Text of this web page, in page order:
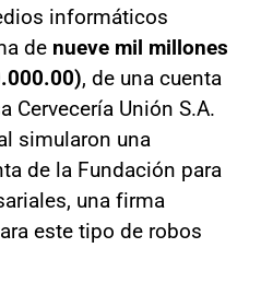
informáticos
de nueve mil millones
, de una cuenta
Cervecería Unión S.A.
simularon una
de la Fundación para
una firma
este tipo de robos